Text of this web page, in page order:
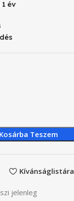
év
Kosárba Teszem
Kívánságlistára
jelenleg